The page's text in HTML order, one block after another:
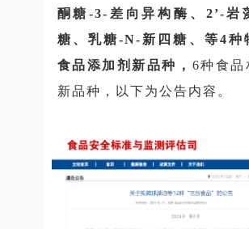
酮糖-3-差向异构酶、2’-岩
糖、乳糖-N-新四糖、等4种
食品添加剂新品种， 6种食品
新品种，以下为公告内容。